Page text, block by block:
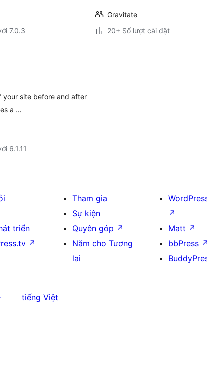
7.0.3
Gravitate
20+ Số lượt cài đặt
your site before and after
a …
6.1.11
triển
↗
Tham gia
Sự kiện
Quyên góp ↗
Năm cho Tương
lai
↗
Matt ↗
bbPress
tiếng Việt